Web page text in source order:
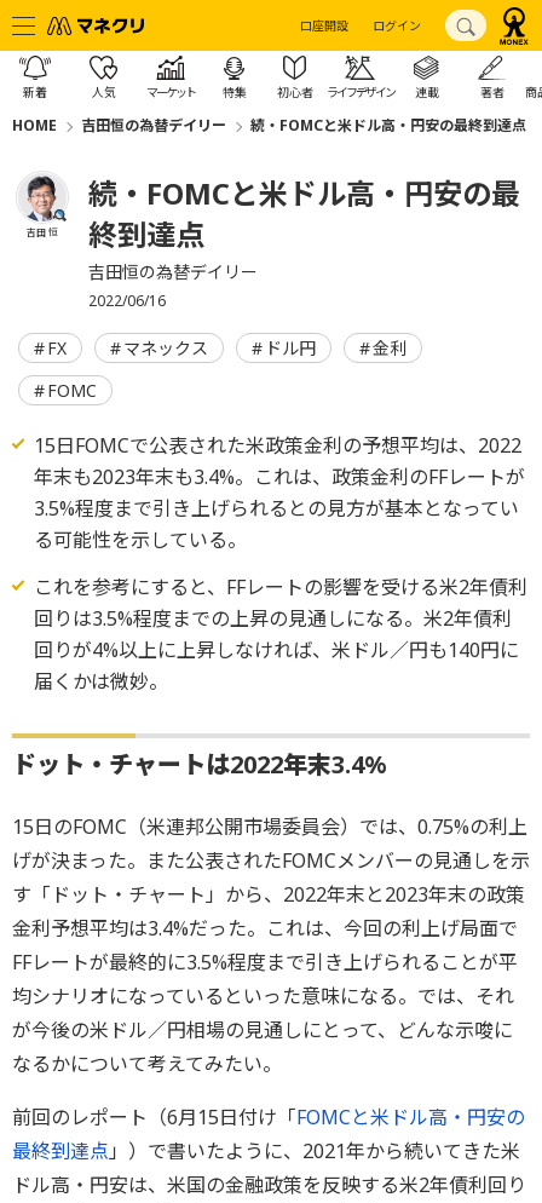
口座開設 ログイン
新着 人気 マーケット 特集 初心者 ライフデザイン 連載 著者 商
HOME 吉田恒の為替デイリー 続・FOMCと米ドル高・円安の最終到達点
吉田 恒
続・FOMCと米ドル高・円安の最
終到達点
吉田恒の為替デイリー
2022/06/16
FX マネックス ドル円
金利
FOMC
15日FOMCで公表された米政策金利の予想平均は、2022
年末も2023年末も3.4%。これは、政策金利のFFレートが
3.5%程度まで引き上げられるとの見方が基本となってい
る可能性を示している。
これを参考にすると、FFレートの影響を受ける米2年債利
回りは3.5%程度までの上昇の見通しになる。米2年債利
回りが4%以上に上昇しなければ、米ドル／円も140円に
届くかは微妙。
ドット・チャートは2022年末3.4%
15日のFOMC（米連邦公開市場委員会）では、0.75%の利上
げが決まった。また公表されたFOMCメンバーの見通しを示
す「ドット・チャート」から、2022年末と2023年末の政策
金利予想平均は3.4%だった。これは、今回の利上げ局面で
FFレートが最終的に3.5%程度まで引き上げられることが平
均シナリオになっているといった意味になる。では、それ
が今後の米ドル／円相場の見通しにとって、どんな示唆に
なるかについて考えてみたい。
前回のレポート（6月15日付け「FOMCと米ドル高・円安の
最終到達点 」）で書いたように、2021年から続いてきた米
ドル高・円安は、米国の金融政策を反映する米2年債利回り